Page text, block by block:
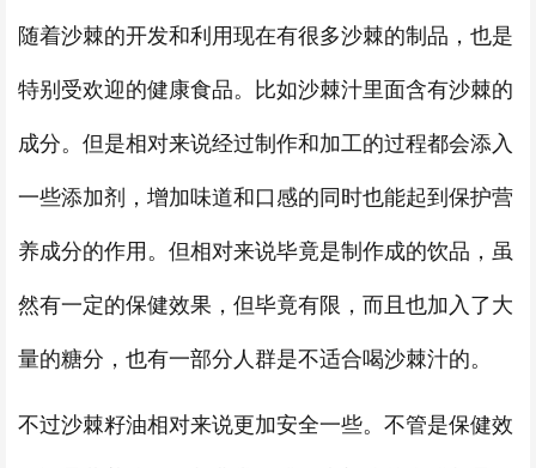
随着沙棘的开发和利用现在有很多沙棘的制品，也是
特别受欢迎的健康食品。比如沙棘汁里面含有沙棘的
成分。但是相对来说经过制作和加工的过程都会添入
一些添加剂，增加味道和口感的同时也能起到保护营
养成分的作用。但相对来说毕竟是制作成的饮品，虽
然有一定的保健效果，但毕竟有限，而且也加入了大
量的糖分，也有一部分人群是不适合喝沙棘汁的。
不过沙棘籽油相对来说更加安全一些。不管是保健效